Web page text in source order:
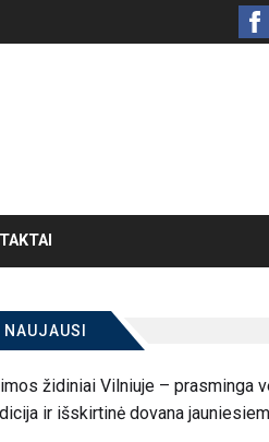
NAUJAUSI
židiniai Vilniuje – prasminga
ir išskirtinė dovana